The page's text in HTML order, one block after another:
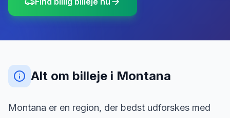
Alt om billeje i Montana
Montana er en region, der bedst udforskes med